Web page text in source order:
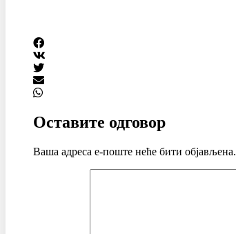
Оставите одговор
Ваша адреса е-поште неће бити објављена.